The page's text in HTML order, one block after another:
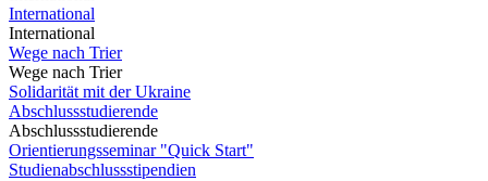
International
International
Wege nach Trier
Wege nach Trier
Solidarität mit der Ukraine
Abschlussstudierende
Abschlussstudierende
Orientierungsseminar "Quick Start"
Studienabschlussstipendien